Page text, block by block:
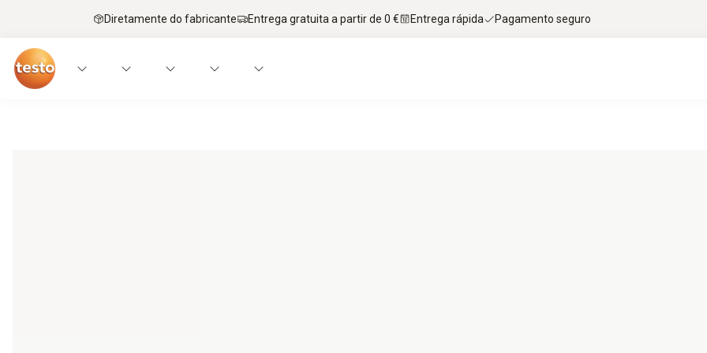
Diretamente do fabricante Entrega gratuita a partir de 0 € Entrega rápida Pagamento seguro